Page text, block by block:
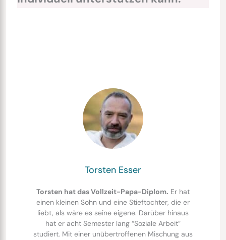
Torsten Esser
Torsten hat das Vollzeit-Papa-Diplom. Er hat
einen kleinen Sohn und eine Stieftochter, die er
liebt, als wäre es seine eigene. Darüber hinaus
hat er acht Semester lang “Soziale Arbeit”
studiert. Mit einer unübertroffenen Mischung aus